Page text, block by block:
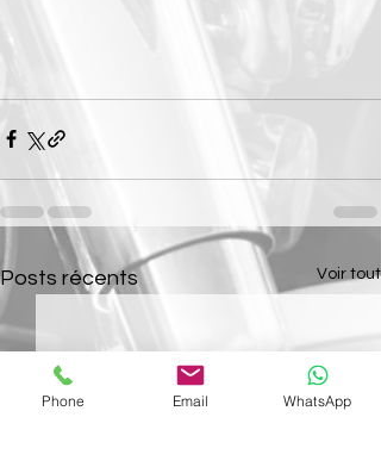
Posts récents Voir tout
Phone Email WhatsApp